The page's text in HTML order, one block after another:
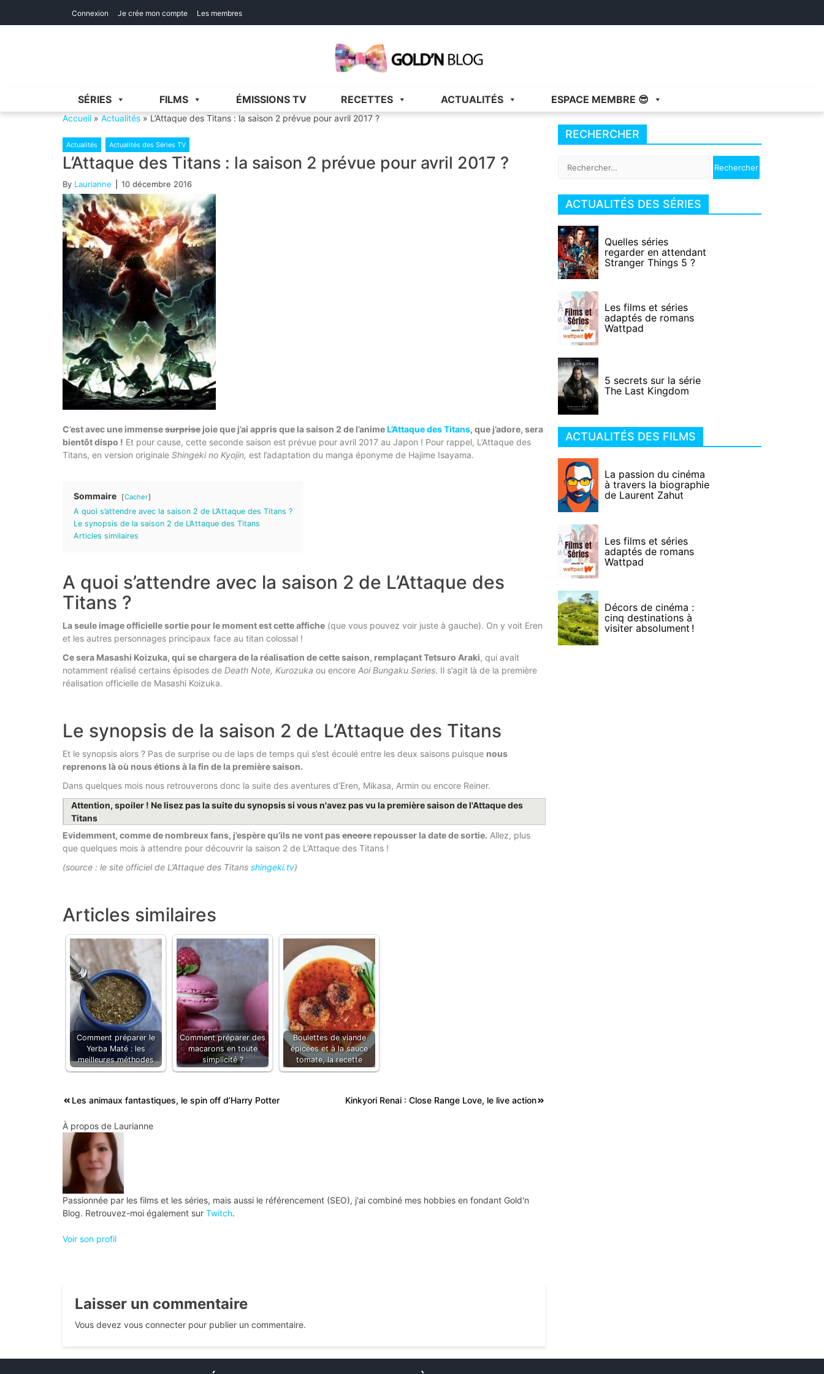
Connexion Je crée mon compte Les membres
Gold'n Blog
SÉRIES FILMS ÉMISSIONS TV RECETTES ACTUALITÉS ESPACE MEMBRE 😎
Accueil » Actualités » L’Attaque des Titans : la saison 2 prévue pour avril 2017 ?
Actualités Actualités des Séries TV
L’Attaque des Titans : la saison 2 prévue pour avril 2017 ?
By Laurianne 10 décembre 2016
C’est avec une immensesurprise joie que j’ai appris que la saison 2 de l’animeL’Attaque des Titans, que j’adore, sera
bientôt dispo ! Et pour cause, cette seconde saison est prévue pour avril 2017 au Japon ! Pour rappel, L’Attaque des
Titans, en version originale Shingeki no Kyojin, est l’adaptation du manga éponyme de Hajime Isayama.
Sommaire Cacher
A quoi s’attendre avec la saison 2 de L’Attaque des Titans ?
Le synopsis de la saison 2 de L’Attaque des Titans
Articles similaires
A quoi s’attendre avec la saison 2 de L’Attaque des
Titans ?
La seule image officielle sortie pour le moment est cette affiche (que vous pouvez voir juste à gauche). On y voit Eren
et les autres personnages principaux face au titan colossal !
Ce sera Masashi Koizuka, qui se chargera de la réalisation de cette saison, remplaçant Tetsuro Araki, qui avait
notamment réalisé certains épisodes de Death Note, Kurozuka ou encore Aoi Bungaku Series. Il s’agit là de la première
réalisation officielle de Masashi Koizuka.
Le synopsis de la saison 2 de L’Attaque des Titans
Et le synopsis alors ? Pas de surprise ou de laps de temps qui s’est écoulé entre les deux saisons puisque nous
reprenons là où nous étions à la fin de la première saison.
Dans quelques mois nous retrouverons donc la suite des aventures d’Eren, Mikasa, Armin ou encore Reiner.
Attention, spoiler ! Ne lisez pas la suite du synopsis si vous n'avez pas vu la première saison de l'Attaque des
Titans
Evidemment, comme de nombreux fans, j’espère qu’ils ne vont pasencore repousser la date de sortie. Allez, plus
que quelques mois à attendre pour découvrir la saison 2 de L’Attaque des Titans !
(source : le site officiel de L’Attaque des Titans shingeki.tv)
Articles similaires
Comment préparer le
Yerba Maté : les
meilleures méthodes
Comment préparer des
macarons en toute
simplicité ?
Boulettes de viande
épicées et à la sauce
tomate, la recette
Navigation
de
l’article
Les animaux fantastiques, le spin off d’Harry Potter Kinkyori Renai : Close Range Love, le live action
À propos de Laurianne
Passionnée par les films et les séries, mais aussi le référencement (SEO), j'ai combiné mes hobbies en fondant Gold'n
Blog. Retrouvez-moi également sur Twitch.
Voir son profil
Laisser un commentaire
Vous devez vous connecter pour publier un commentaire.
RECHERCHER
ACTUALITÉS DES SÉRIES
Quelles séries
regarder en attendant
Stranger Things 5 ?
Les films et séries
adaptés de romans
Wattpad
5 secrets sur la série
The Last Kingdom
ACTUALITÉS DES FILMS
La passion du cinéma
à travers la biographie
de Laurent Zahut
Les films et séries
adaptés de romans
Wattpad
Décors de cinéma :
cinq destinations à
visiter absolument !